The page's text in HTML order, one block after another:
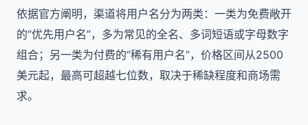
依据官方阐明，渠道将用户名分为两类：一类为免费敞开
的“优先用户名”，多为常见的全名、多词短语或字母数字
组合；另一类为付费的“稀有用户名”，价格区间从2500
美元起，最高可超越七位数，取决于稀缺程度和商场需
求。